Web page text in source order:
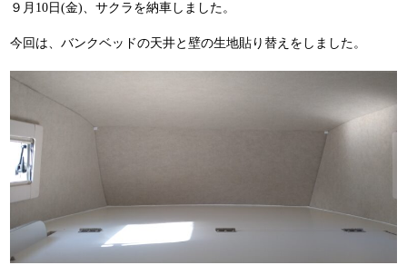
９月10日(金)、サクラを納車しました。
今回は、バンクベッドの天井と壁の生地貼り替えをしました。